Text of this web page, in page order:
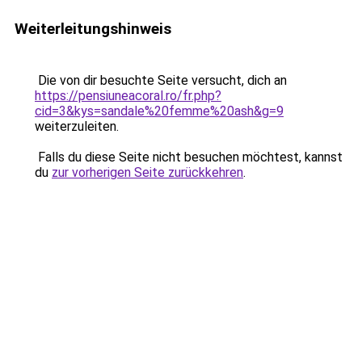
Weiterleitungshinweis
Die von dir besuchte Seite versucht, dich an
https://pensiuneacoral.ro/fr.php?
cid=3&kys=sandale%20femme%20ash&g=9
weiterzuleiten.
Falls du diese Seite nicht besuchen möchtest, kannst
du zur vorherigen Seite zurückkehren.